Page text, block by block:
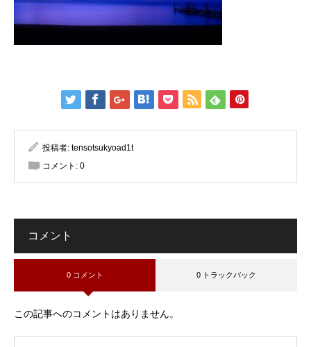
投稿者: tensotsukyoad1t
コメント: 0
コメント
0 コメント 0 トラックバック
この記事へのコメントはありません。